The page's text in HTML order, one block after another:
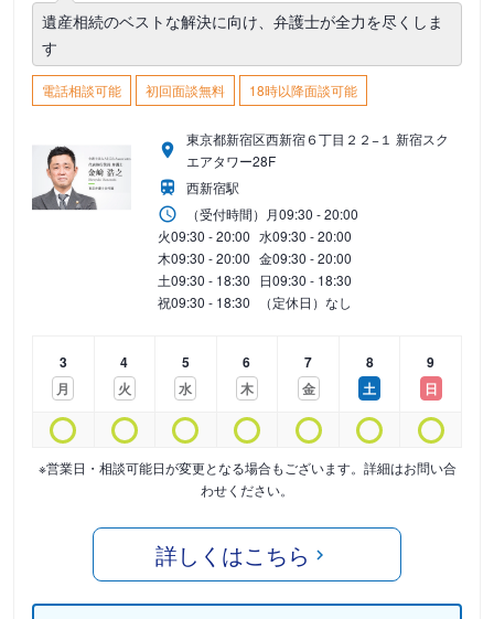
遺産相続のベストな解決に向け、弁護士が全力を尽くしま
す
電話相談可能 初回面談無料 18時以降面談可能
東京都新宿区西新宿６丁目２２−１ 新宿スク
エアタワー28F
西新宿駅
（受付時間） 月09:30 - 20:00
火09:30 - 20:00 水09:30 - 20:00
木09:30 - 20:00 金09:30 - 20:00
土09:30 - 18:30 日09:30 - 18:30
祝09:30 - 18:30 （定休日）なし
3
月
4
火
5
水
6
木
7
金
8
土
9
日
※営業日・相談可能日が変更となる場合もございます。詳細はお問い合
わせください。
詳しくはこちら